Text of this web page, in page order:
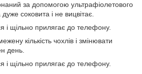
за допомогою ультрафіолетового
соковита і не вицвітає.
і щільно прилягає до телефону.
кількість чохлів і змінювати
день.
і щільно прилягає до телефону.